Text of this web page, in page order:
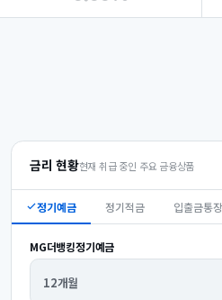
금리 현황현재 취급 중인 주요 금융상품
정기예금 정기적금 입출금통장
MG더뱅킹정기예금
12개월